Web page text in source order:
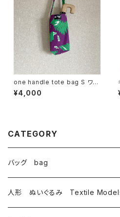
one handle tote bag S ワン
ハンドル トートバッグ u
¥4,000
CATEGORY
バッグ bag
トートバッグ totebag
人形 ぬいぐるみ Textile